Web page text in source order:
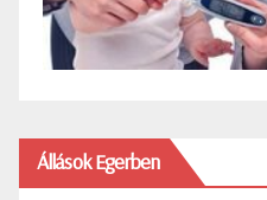
Állások Egerben